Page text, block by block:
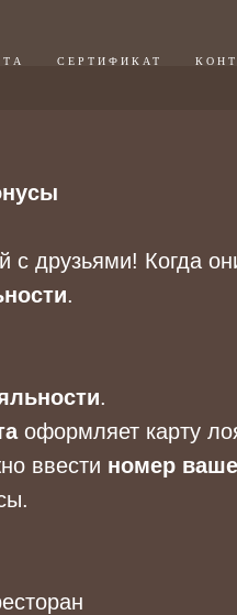
СЕРТИФИКАТ
с друзьями! Когда
.
.
оформляет карту
ввести номер